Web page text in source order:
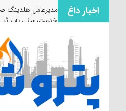
اخبار داغ
مدیرعامل هلدینگ
خدمت‌رسانی به زائران